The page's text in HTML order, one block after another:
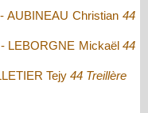
AUBINEAU Christian 44
LEBORGNE Mickaël 44
Tejy 44 Treillère